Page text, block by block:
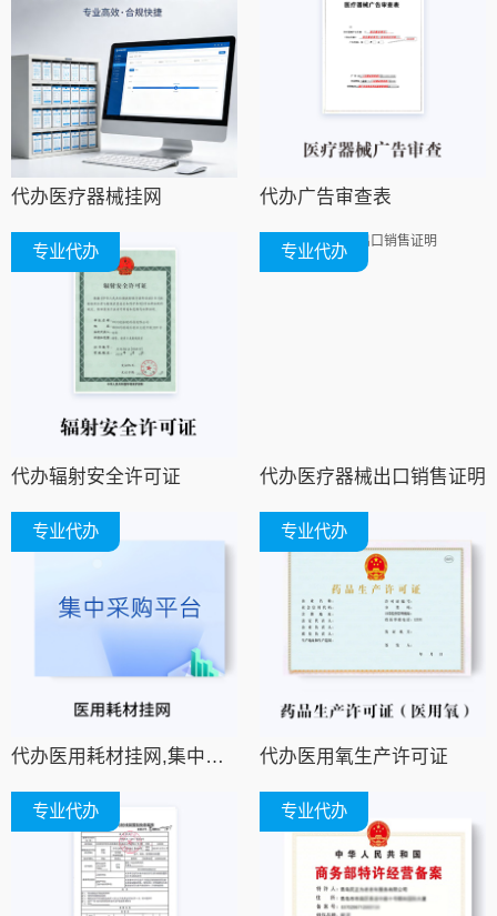
代办医疗器械挂网 代办广告审查表
专业代办
代办辐射安全许可证
专业代办
代办医疗器械出口销售证明
专业代办
代办医用耗材挂网,集中采购平台挂网,招采平台挂网
专业代办
代办医用氧生产许可证
专业代办 专业代办